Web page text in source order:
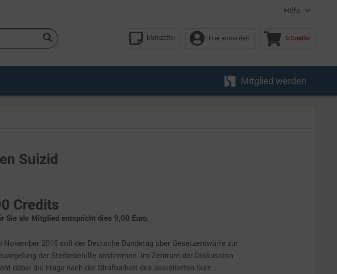
Hilfe
Merkzettel Hier anmelden 0 Credits
Mitglied werden
Suizid
Credits
Sie als Mitglied entspricht dies 9,00 Euro.
November 2015 soll der Deutsche Bundetag über Gesetzentwürfe zur
der Sterbebehilfe abstimmen. Im Zentrum der Diskussion
dabei die Frage nach der Strafbarkeit des assistierten Suiz ...